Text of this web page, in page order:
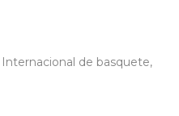
de basquete,